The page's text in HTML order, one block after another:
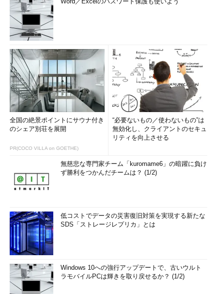
全国の絶景ポイントにサウナ付き
のシェア別荘を展開
PR(COCO VILLA on GOETHE)
“必要ないもの／使わないもの”は
無効化し、クライアントのセキュ
リティを向上させる
無慈悲な専門家チーム「kuromame6」の暗躍に負け
ず勝利をつかんだチームは？ (1/2)
低コストでデータの災害復旧対策を実現する新たな
SDS「ストレージレプリカ」とは
Windows 10への強行アップデートで、古いウルト
ラモバイルPCは輝きを取り戻せるか？ (1/2)